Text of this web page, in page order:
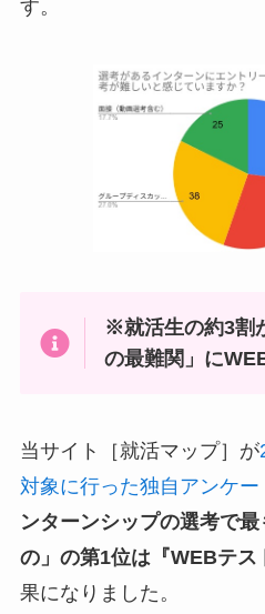
す。
※就活生の約3割
の最難関」に
当サイト［就活マップ］が
対象に行った独自アンケー
ンターンシップの選考で
の」の第1位は『WEBテス
果になりました。